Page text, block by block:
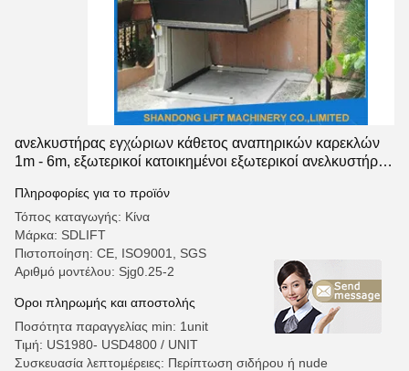
ανελκυστήρας εγχώριων κάθετος αναπηρικών καρεκλών
1m - 6m, εξωτερικοί κατοικημένοι εξωτερικοί ανελκυστήρες
Πληροφορίες για το προϊόν
Τόπος καταγωγής: Κίνα
Μάρκα: SDLIFT
Πιστοποίηση: CE, ISO9001, SGS
Αριθμό μοντέλου: Sjg0.25-2
Όροι πληρωμής και αποστολής
Ποσότητα παραγγελίας min: 1unit
Τιμή: US1980- USD4800 / UNIT
Συσκευασία λεπτομέρειες: Περίπτωση σιδήρου ή nude